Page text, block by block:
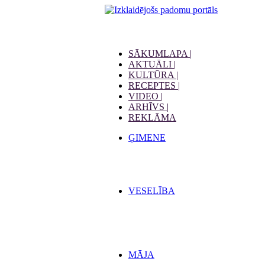
SĀKUMLAPA |
AKTUĀLI |
KULTŪRA |
RECEPTES |
VIDEO |
ARHĪVS |
REKLĀMA
ĢIMENE
VESELĪBA
MĀJA